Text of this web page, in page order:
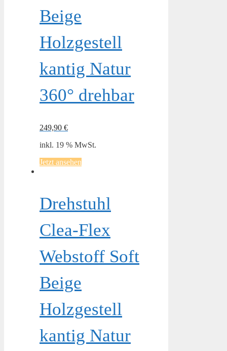
Beige
Holzgestell
kantig Natur
360° drehbar
249,90 €
inkl. 19 % MwSt.
Jetzt ansehen
Drehstuhl
Clea-Flex
Webstoff Soft
Beige
Holzgestell
kantig Natur